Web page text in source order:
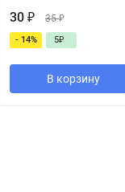
30 ₽ 35₽
- 14% 5₽
В корзину